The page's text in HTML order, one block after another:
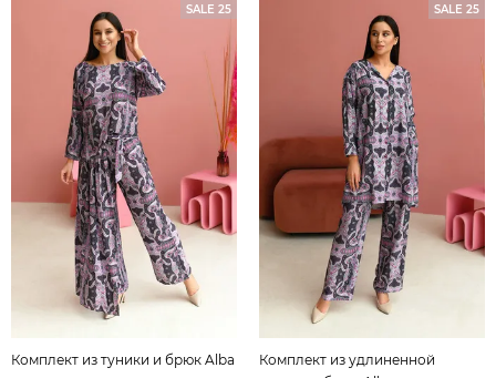
SALE 25
Комплект из туники и брюк Alba
SALE 25
Комплект из удлиненной